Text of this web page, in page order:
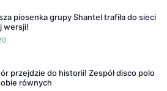
piosenka grupy Shantel trafiła do sieci
wersji!
przejdzie do historii! Zespół disco polo
równych